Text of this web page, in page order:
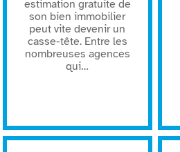
estimation gratuite de
son bien immobilier
peut vite devenir un
casse-tête. Entre les
nombreuses agences
qui…